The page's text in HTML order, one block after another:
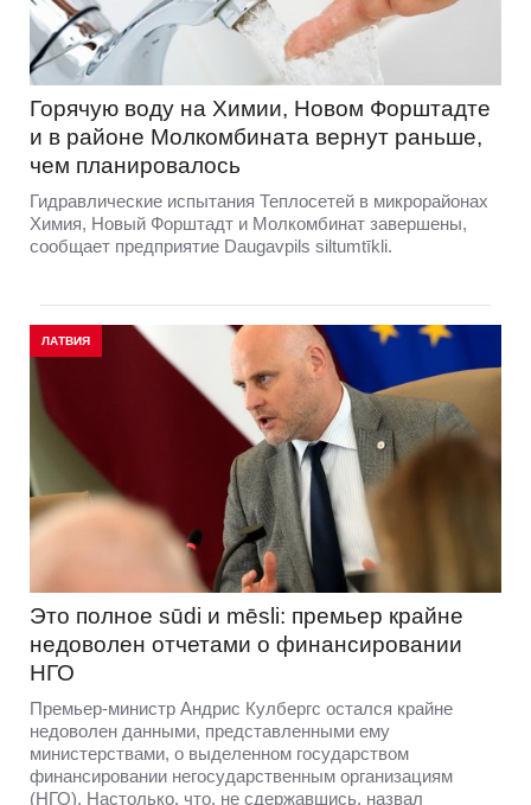
Горячую воду на Химии, Новом Форштадте
и в районе Молкомбината вернут раньше,
чем планировалось
Гидравлические испытания Теплосетей в микрорайонах
Химия, Новый Форштадт и Молкомбинат завершены,
сообщает предприятие Daugavpils siltumtīkli.
ЛАТВИЯ
Это полное sūdi и mēsli: премьер крайне
недоволен отчетами о финансировании
НГО
Премьер-министр Андрис Кулбергс остался крайне
недоволен данными, представленными ему
министерствами, о выделенном государством
финансировании негосударственным организациям
(НГО). Настолько, что, не сдержавшись, назвал